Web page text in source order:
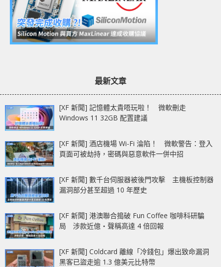
最新文章
[XF 新聞] 記憶體太貴唔玩啦！ 微軟刪走
Windows 11 32GB 配置建議
[XF 新聞] 酒店機場 Wi-Fi 淪陷！ 微軟警告：登入
頁面可被劫持，密碼與惡意軟件一併中招
[XF 新聞] 數千台伺服器被後門攻擊 主機板控制器
漏洞部分甚至超過 10 年歷史
[XF 新聞] 港澳聯合搗破 Fun Coffee 咖啡科研騙
局 涉款近億‧聲稱高達 4 倍回報
[XF 新聞] Coldcard 離線「冷錢包」爆出致命漏洞
黑客已盜走逾 1.3 億美元比特幣